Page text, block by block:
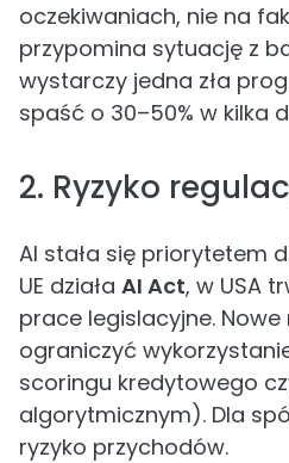
oczekiwaniach, nie na
przypomina sytuację z
wystarczy jedna zła
spaść o 30–50% w kilka
2. Ryzyko
AI stała się priorytetem
UE działa AI Act, w USA
prace legislacyjne.
ograniczyć
scoringu kredytowego
algorytmicznym). Dla
ryzyko przychodów.